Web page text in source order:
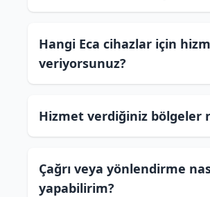
Hangi Eca cihazlar için
veriyorsunuz?
Hizmet verdiğiniz bölgeler
Çağrı veya yönlendirme
yapabilirim?